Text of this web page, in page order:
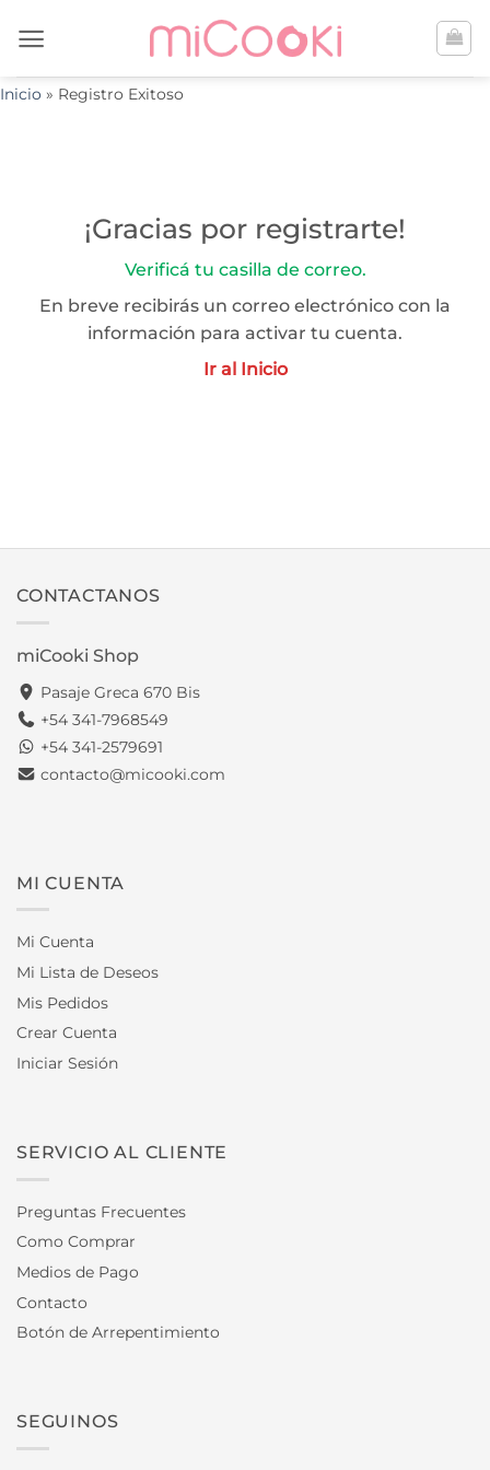
Inicio » Registro Exitoso
¡Gracias por registrarte!
Verificá tu casilla de correo.
En breve recibirás un correo electrónico con la
información para activar tu cuenta.
Ir al Inicio
CONTACTANOS
miCooki Shop
Pasaje Greca 670 Bis
+54 341-7968549
+54 341-2579691
contacto@micooki.com
MI CUENTA
Mi Cuenta
Mi Lista de Deseos
Mis Pedidos
Crear Cuenta
Iniciar Sesión
SERVICIO AL CLIENTE
Preguntas Frecuentes
Como Comprar
Medios de Pago
Contacto
Botón de Arrepentimiento
SEGUINOS